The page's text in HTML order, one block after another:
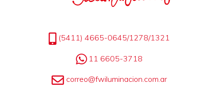
(5411) 4665-0645/1278/1321
11 6605-3718
correo@fwiluminacion.com.ar